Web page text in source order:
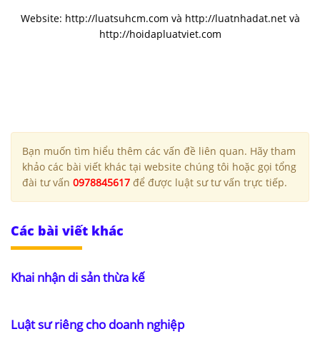
Website: http://luatsuhcm.com và http://luatnhadat.netvà
http://hoidapluatviet.com
Bạn muốn tìm hiểu thêm các vấn đề liên quan. Hãy tham
khảo các bài viết khác tại website chúng tôi hoặc gọi tổng
đài tư vấn 0978845617 để được luật sư tư vấn trực tiếp.
Các bài viết khác
Khai nhận di sản thừa kế
Luật sư riêng cho doanh nghiệp